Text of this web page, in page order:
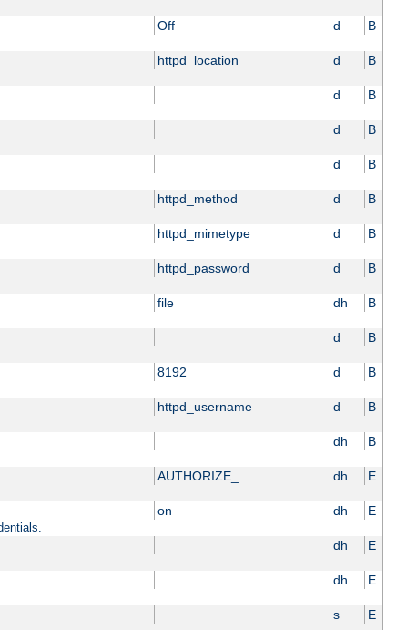
Off d B
httpd_location d B
d B
d B
d B
httpd_method d B
httpd_mimetype d B
httpd_password d B
file dh B
d B
8192 d B
httpd_username d B
dh B
AUTHORIZE_ dh E
on dh E
dh E
dh E
s E